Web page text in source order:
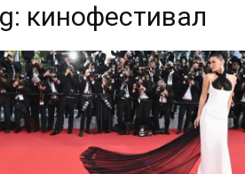
кинофестивал